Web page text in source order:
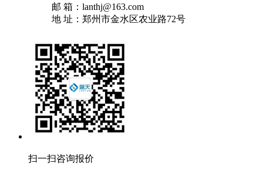
邮 箱：lanthj@163.com
地 址：郑州市金水区农业路72号
扫一扫咨询报价